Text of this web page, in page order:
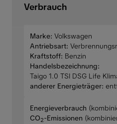
Verbrauch
Marke: Volkswagen
Antriebsart:
Kraftstoff: Benzin
Handelsbezeichnung:
Taigo 1.0 TSI DSG Life
anderer Energieträger:
Energieverbrauch
CO2-Emissionen